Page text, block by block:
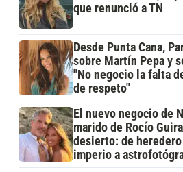
que renunció a TN
Desde Punta Cana,
sobre Martín Pepa y
"No negocio la falta
de respeto"
El nuevo negocio de
marido de Rocío
desierto: de heredero
imperio a